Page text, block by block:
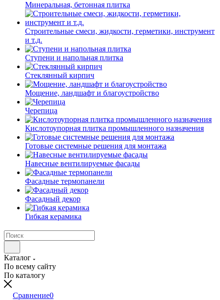
Минеральная, бетонная плитка
Строительные смеси, жидкости, герметики, инструмент
и т.д.
Ступени и напольная плитка
Cтеклянный кирпич
Мощение, ландшафт и благоустройство
Черепица
Кислотоупорная плитка промышленного назначения
Готовые системные решения для монтажа
Навесные вентилируемые фасады
Фасадные термопанели
Фасадный декор
Гибкая керамика
Каталог
По всему сайту
По каталогу
Сравнение0